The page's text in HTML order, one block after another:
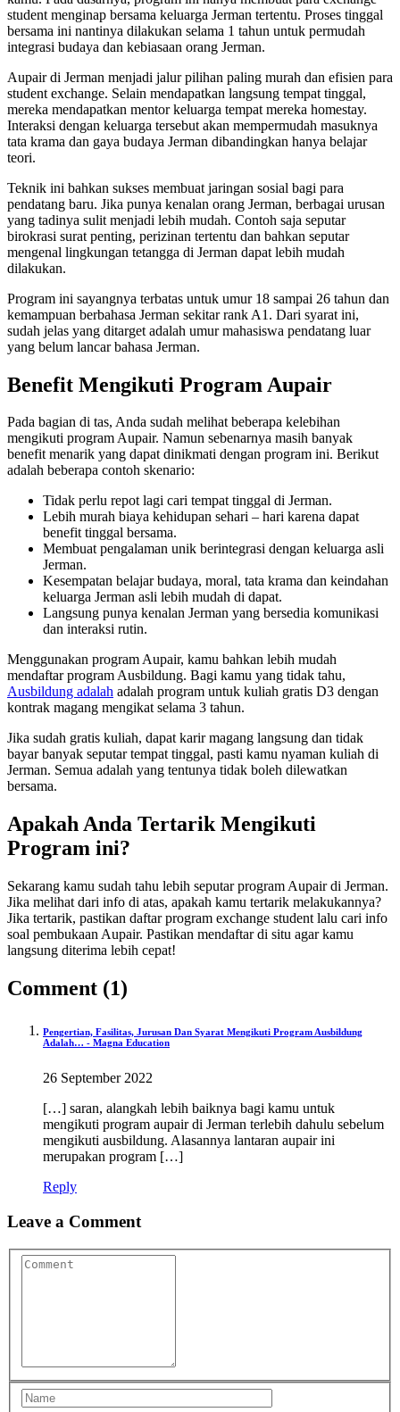
student menginap bersama keluarga Jerman tertentu. Proses tinggal
bersama ini nantinya dilakukan selama 1 tahun untuk permudah
integrasi budaya dan kebiasaan orang Jerman.
Aupair di Jerman menjadi jalur pilihan paling murah dan efisien para
student exchange. Selain mendapatkan langsung tempat tinggal,
mereka mendapatkan mentor keluarga tempat mereka homestay.
Interaksi dengan keluarga tersebut akan mempermudah masuknya
tata krama dan gaya budaya Jerman dibandingkan hanya belajar
teori.
Teknik ini bahkan sukses membuat jaringan sosial bagi para
pendatang baru. Jika punya kenalan orang Jerman, berbagai urusan
yang tadinya sulit menjadi lebih mudah. Contoh saja seputar
birokrasi surat penting, perizinan tertentu dan bahkan seputar
mengenal lingkungan tetangga di Jerman dapat lebih mudah
dilakukan.
Program ini sayangnya terbatas untuk umur 18 sampai 26 tahun dan
kemampuan berbahasa Jerman sekitar rank A1. Dari syarat ini,
sudah jelas yang ditarget adalah umur mahasiswa pendatang luar
yang belum lancar bahasa Jerman.
Benefit Mengikuti Program Aupair
Pada bagian di tas, Anda sudah melihat beberapa kelebihan
mengikuti program Aupair. Namun sebenarnya masih banyak
benefit menarik yang dapat dinikmati dengan program ini. Berikut
adalah beberapa contoh skenario:
Tidak perlu repot lagi cari tempat tinggal di Jerman.
Lebih murah biaya kehidupan sehari – hari karena dapat
benefit tinggal bersama.
Membuat pengalaman unik berintegrasi dengan keluarga asli
Jerman.
Kesempatan belajar budaya, moral, tata krama dan keindahan
keluarga Jerman asli lebih mudah di dapat.
Langsung punya kenalan Jerman yang bersedia komunikasi
dan interaksi rutin.
Menggunakan program Aupair, kamu bahkan lebih mudah
mendaftar program Ausbildung. Bagi kamu yang tidak tahu,
Ausbildung adalah adalah program untuk kuliah gratis D3 dengan
kontrak magang mengikat selama 3 tahun.
Jika sudah gratis kuliah, dapat karir magang langsung dan tidak
bayar banyak seputar tempat tinggal, pasti kamu nyaman kuliah di
Jerman. Semua adalah yang tentunya tidak boleh dilewatkan
bersama.
Apakah Anda Tertarik Mengikuti
Program ini?
Sekarang kamu sudah tahu lebih seputar program Aupair di Jerman.
Jika melihat dari info di atas, apakah kamu tertarik melakukannya?
Jika tertarik, pastikan daftar program exchange student lalu cari info
soal pembukaan Aupair. Pastikan mendaftar di situ agar kamu
langsung diterima lebih cepat!
Comment (1)
Pengertian, Fasilitas, Jurusan Dan Syarat Mengikuti Program Ausbildung
Adalah… - Magna Education
26 September 2022
[…] saran, alangkah lebih baiknya bagi kamu untuk
mengikuti program aupair di Jerman terlebih dahulu sebelum
mengikuti ausbildung. Alasannya lantaran aupair ini
merupakan program […]
Reply
Leave a Comment